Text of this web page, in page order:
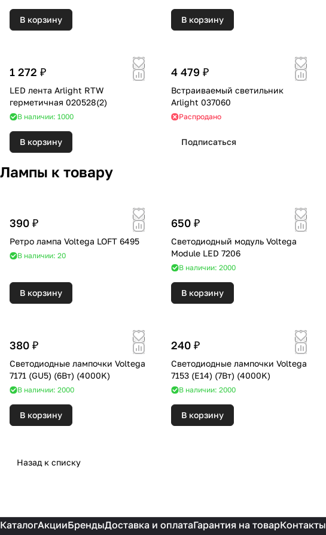
В корзину В корзину
1 272 ₽
LED лента Arlight RTW
герметичная 020528(2)
В наличии: 1000
В корзину
4 479 ₽
Встраиваемый светильник
Arlight 037060
Распродано
Подписаться
Лампы к товару
390 ₽
Ретро лампа Voltega LOFT 6495
В наличии: 20
В корзину
650 ₽
Светодиодный модуль Voltega
Module LED 7206
В наличии: 2000
В корзину
380 ₽
Светодиодные лампочки Voltega
7171 (GU5) (6Вт) (4000K)
В наличии: 2000
В корзину
240 ₽
Светодиодные лампочки Voltega
7153 (E14) (7Вт) (4000K)
В наличии: 2000
В корзину
Назад к списку
КаталогАкцииБрендыДоставка и оплатаГарантия на товарКонтакты